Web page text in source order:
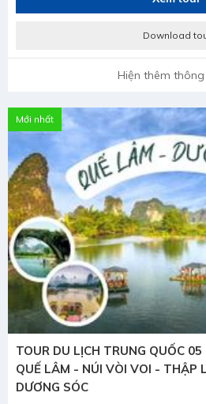
Download
Hiện thêm
Mới nhất
TOUR DU LỊCH TRUNG QUỐC
QUẾ LÂM - NÚI VÒI VOI - THẬP
DƯƠNG SÓC